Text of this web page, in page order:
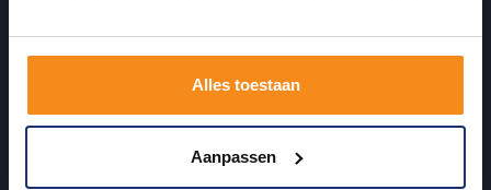
Alles toestaan
Aanpassen